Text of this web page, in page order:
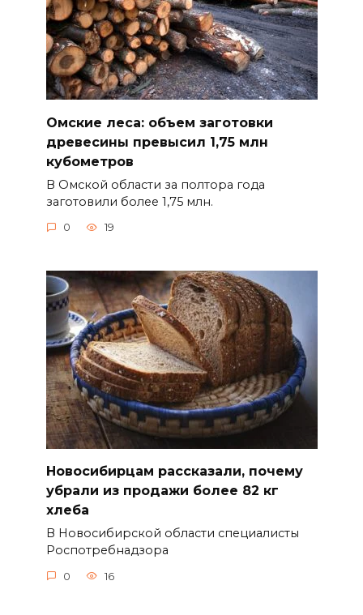
Омские леса: объем заготовки
древесины превысил 1,75 млн
кубометров
В Омской области за полтора года
заготовили более 1,75 млн.
0 19
Новосибирцам рассказали, почему
убрали из продажи более 82 кг
хлеба
В Новосибирской области специалисты
Роспотребнадзора
0 16